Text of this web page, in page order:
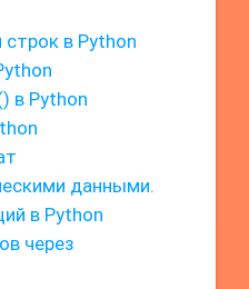
строк в Python
в Python
данными.
в Python
через